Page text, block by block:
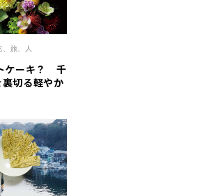
ケーキ？ 千
切る軽やか
、旅、人